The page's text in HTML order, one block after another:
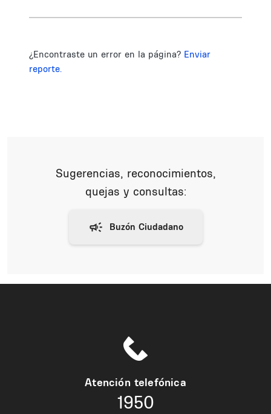
¿Encontraste un error en la página? Enviar
reporte.
Sugerencias, reconocimientos,
quejas y consultas:
Atención telefónica
1950